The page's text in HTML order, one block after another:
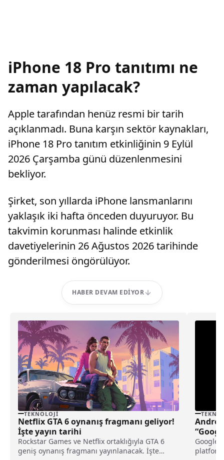
iPhone 18 Pro tanıtımı ne
zaman yapılacak?
Apple tarafından henüz resmi bir tarih
açıklanmadı. Buna karşın sektör kaynakları,
iPhone 18 Pro tanıtım etkinliğinin 9 Eylül
2026 Çarşamba günü düzenlenmesini
bekliyor.
Şirket, son yıllarda iPhone lansmanlarını
yaklaşık iki hafta önceden duyuruyor. Bu
takvimin korunması halinde etkinlik
davetiyelerinin 26 Ağustos 2026 tarihinde
gönderilmesi öngörülüyor.
HABER DEVAM EDIYOR
TEKNOLOJI
Netflix GTA 6 oynanış fragmanı geliyor!
İşte yayın tarihi
Rockstar Games ve Netflix ortaklığıyla GTA 6
geniş oynanış fragmanı yayınlanacak. İşte
Google,